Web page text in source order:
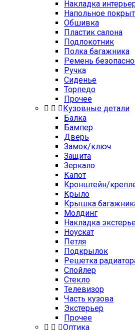
Накладка
Напольное
Обшивка
Пластик салона
Подлокотник
Полка багажника
Ремень
Ручка
Сиденье
Торпедо
Прочее
Кузовные детали
Балка
Бампер
Дверь
Замок/ключ
Защита
Зеркало
Капот
Кронштейн/
Крыло
Крышка
Молдинг
Накладка
Ноускат
Петля
Подкрылок
Решетка
Спойлер
Стекло
Телевизор
Часть кузова
Экстерьер
Прочее
Оптика